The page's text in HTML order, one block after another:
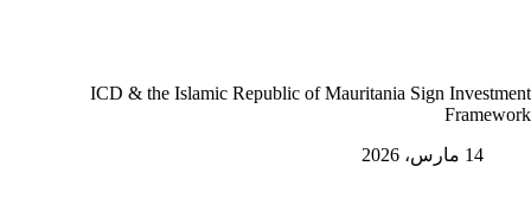
ICD & the Islamic Republic of Mauritania Sign Investment
Framework
14 مارس، 2026